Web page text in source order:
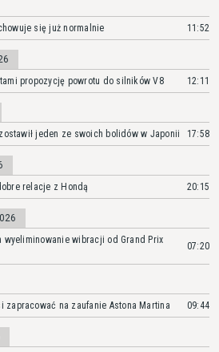
się już normalnie 11:52
propozycję powrotu do silników V8 12:11
jeden ze swoich bolidów w Japonii 17:58
relacje z Hondą 20:15
wyeliminowanie wibracji od Grand Prix
07:20
zapracować na zaufanie Astona Martina 09:44